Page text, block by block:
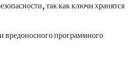
так как ключи хранятся
вредоносного программного